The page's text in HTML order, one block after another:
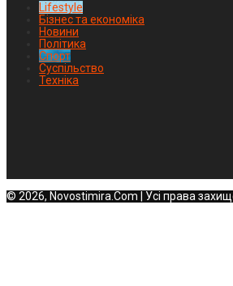
Lifestyle
Бізнес та економіка
Новини
Політика
Спорт
Суспільство
Техніка
© 2026, Novostimira.Com | Усі права